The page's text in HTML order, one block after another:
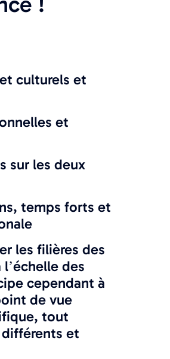
culturels et
et
sur les deux
temps forts et
les filières des
des
cependant à
de vue
tout
et